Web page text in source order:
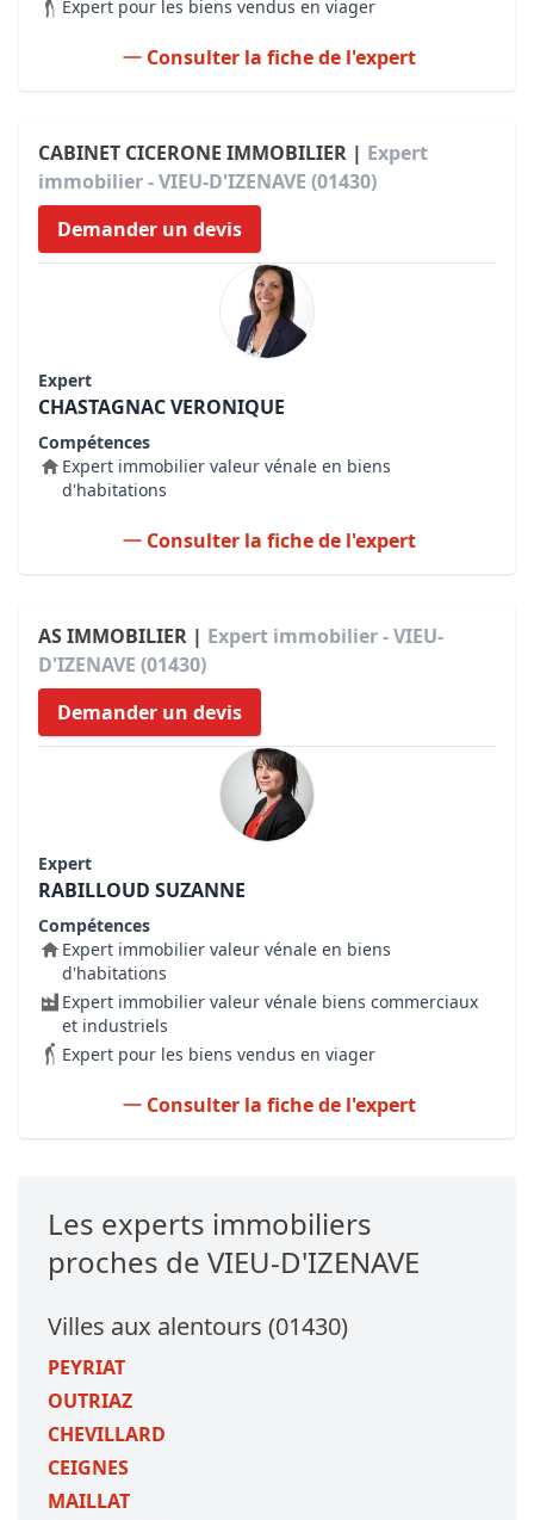
Expert pour les biens vendus en viager
Consulter la fiche de l'expert
CABINET CICERONE IMMOBILIER | Expert
immobilier - VIEU-D'IZENAVE (01430)
Demander un devis
Expert
CHASTAGNAC VERONIQUE
Compétences
Expert immobilier valeur vénale en biens
d'habitations
Consulter la fiche de l'expert
AS IMMOBILIER | Expert immobilier - VIEU-
D'IZENAVE (01430)
Demander un devis
Expert
RABILLOUD SUZANNE
Compétences
Expert immobilier valeur vénale en biens
d'habitations
Expert immobilier valeur vénale biens commerciaux
et industriels
Expert pour les biens vendus en viager
Consulter la fiche de l'expert
Les experts immobiliers
proches de VIEU-D'IZENAVE
Villes aux alentours (01430)
PEYRIAT
OUTRIAZ
CHEVILLARD
CEIGNES
MAILLAT